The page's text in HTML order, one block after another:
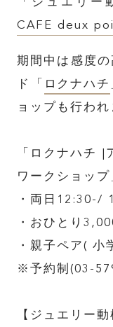
「ジュエリー
CAFE deux
期間中は感度
ド「
ロクナハチ
ョップも行われ
「ロクナハチ |
ワークショップ
・両日12:30-/
・おひとり
・親子ペア( 小
※予約制(03-
【ジュエリー動